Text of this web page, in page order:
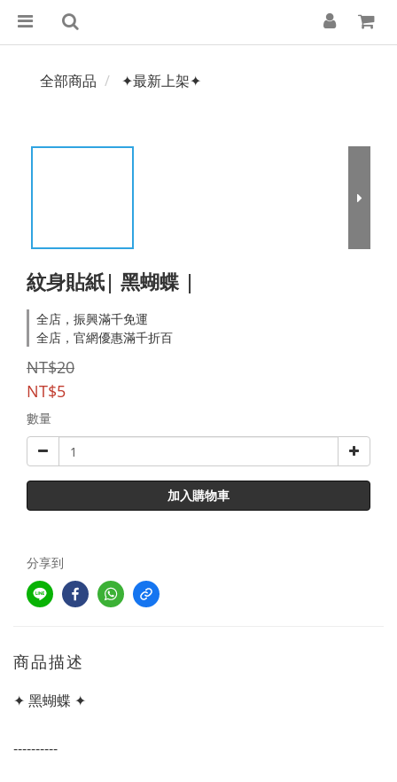
全部商品 ✦最新上架✦
紋身貼紙| 黑蝴蝶 |
全店，振興滿千免運
全店，官網優惠滿千折百
NT$20
NT$5
數量
加入購物車
分享到
商品描述
✦ 黑蝴蝶 ✦
----------